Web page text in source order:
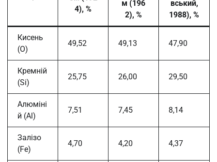
4), %
м (196
2), %
вський,
1988), %
Кисень
(O)
49,52 49,13 47,90
Кремній
(Si)
25,75 26,00 29,50
Алюміні
й (Al)
7,51 7,45 8,14
Залізо
(Fe)
4,70 4,20 4,37